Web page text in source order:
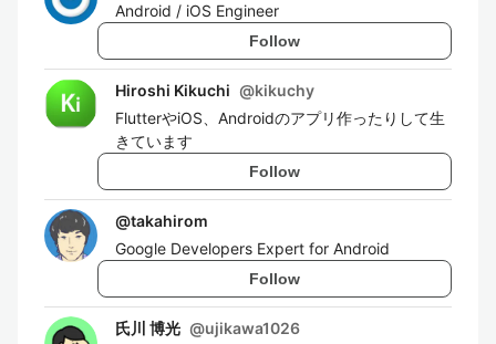
Android / iOS Engineer
Follow
Hiroshi Kikuchi @kikuchy
FlutterやiOS、Androidのアプリ作ったりして生
きています
Follow
@takahirom
Google Developers Expert for Android
Follow
氏川 博光 @ujikawa1026